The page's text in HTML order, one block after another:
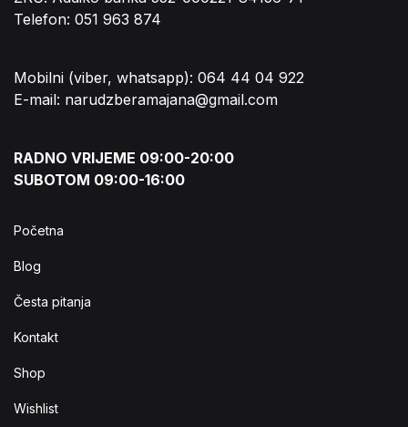
Telefon: 051 963 874
Mobilni (viber, whatsapp): 064 44 04 922
E-mail: narudzberamajana@gmail.com
RADNO VRIJEME 09:00-20:00
SUBOTOM 09:00-16:00
Početna
Blog
Česta pitanja
Kontakt
Shop
Wishlist